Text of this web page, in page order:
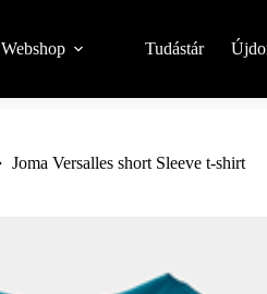
Webshop Tudástár
Joma Versalles short Sleeve t-shirt